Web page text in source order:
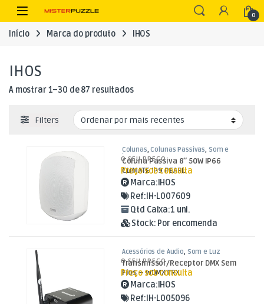
Skip to navigation
Skip to content
Open 0
Início Marca do produto IHOS
IHOS
A mostrar 1–30 de 87 resultadosOrdenado por mais recentes
Filters
Colunas,Colunas Passivas, Som e
Luz
Coluna Passiva 8″ 50W IP66
CLIMATE IP9 PEARL
O SEU PREÇO
Preço sob consulta
Marca: IHOS
Ref: IH-L007609
Qtd Caixa:1 uni.
Stock: Por encomenda
Acessórios de Áudio, Som e Luz
Transmissor/Receptor DMX Sem
Fios – WDMX TRX
O SEU PREÇO
Preço sob consulta
Marca: IHOS
Ref: IH-L005096